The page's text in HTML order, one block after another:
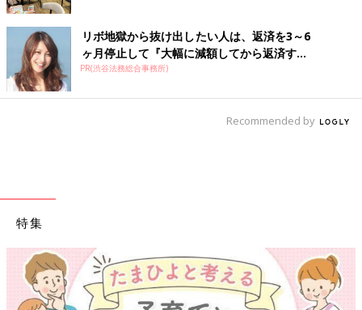
リボ地獄から抜け出したい人は、返済を3～6
ヶ月停止して『大幅に減額してから返済す...
PR(渋谷法務総合事務所)
Recommended by
特集
【ワクチン接種できるものも】妊婦の感染症対策、知って